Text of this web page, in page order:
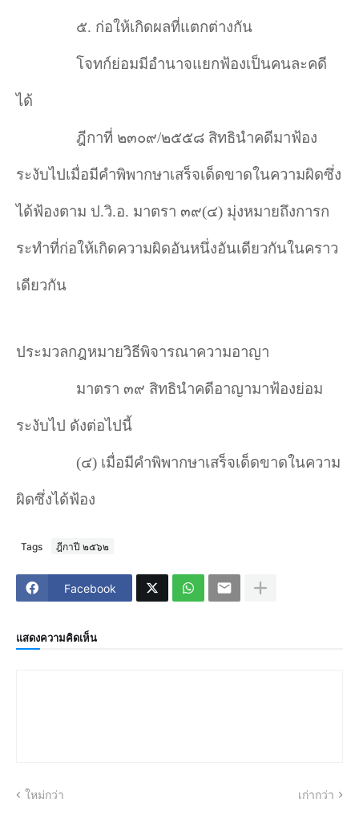
๕. ก่อให้เกิดผลที่แตกต่างกัน
โจทก์ย่อมมีอำนาจแยกฟ้องเป็นคนละคดี
ได้
ฎีกาที่ ๒๓๐๙/๒๕๕๘ สิทธินำคดีมาฟ้อง
ระงับไปเมื่อมีคำพิพากษาเสร็จเด็ดขาดในความผิดซึ่ง
ได้ฟ้องตาม ป.วิ.อ. มาตรา ๓๙(๔) มุ่งหมายถึงการก
ระทำที่ก่อให้เกิดความผิดอันหนึ่งอันเดียวกันในคราว
เดียวกัน
ประมวลกฎหมายวิธีพิจารณาความอาญา
มาตรา ๓๙ สิทธินำคดีอาญามาฟ้องย่อม
ระงับไป ดังต่อไปนี้
(๔) เมื่อมีคำพิพากษาเสร็จเด็ดขาดในความ
ผิดซึ่งได้ฟ้อง
Tags ฎีกาปี ๒๕๖๒
Facebook
แสดงความคิดเห็น
ใหม่กว่า เก่ากว่า